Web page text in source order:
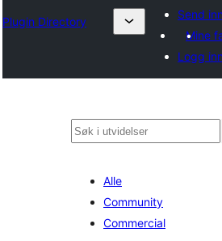
Plugin Directory
Send
Mine
Logg inn
Søk
Alle
Community
Commercial